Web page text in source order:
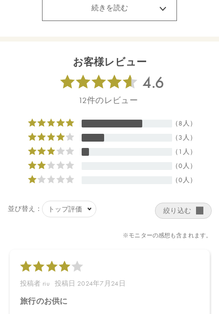
■エッフェオーガニック モアブライトニング ジェルウォッシュ ミ
■エッフェオーガニック モアブライトニング クレンジングリキッ
■エッフェオーガニック モアブライトニング ジェルウォッシュ ミ
■エッフェオーガニック モアブライトニング ローション ミニ：
30×30×111㎜
■エッフェオーガニック モアブライトニング ミルク ミニ：
30×30×111㎜
【全成分】
■エッフェオーガニック モアブライトニング クレンジングリキッ
温泉水、水、デシルグルコシド、アロエベラ液汁＊、グリセリ
ン、プロパンジオール、ジイソステアリン酸ポリグリセリル－１
０、ペンチレングリコール、イヌリン、ココイルグルタミン酸２
菌培養溶解質、乳酸桿菌発酵液、ケトグルタル酸、加水分解コメ
ラベリフォリア葉／茎エキス、サピンヅストリホリアツス果実エ
キス、ビルベリー果実エキス、サトウキビエキス、レモン果実エ
キス、オレンジ果実エキス、サトウカエデエキス、ホホバ種子
油、キサンタンガム、アルギニン、トレハロース、スクワラン、
アスコルビン酸、ビターオレンジ花油＊、ビターオレンジ葉／枝
続きを読む
お客様レビュー